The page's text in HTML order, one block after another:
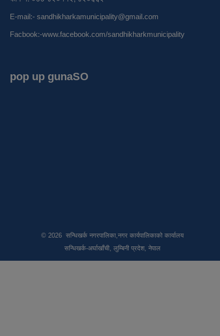
E-mail:- sandhikharkamunicipality@gmail.com
Facbook:-www.facebook.com/sandhikharkmunicipality
pop up gunaSO
© 2026 सन्धिखर्क नगरपालिका,नगर कार्यपालिकाको कार्यालय
सन्धिखर्क-अर्घाखाँची, लुम्बिनी प्रदेश, नेपाल